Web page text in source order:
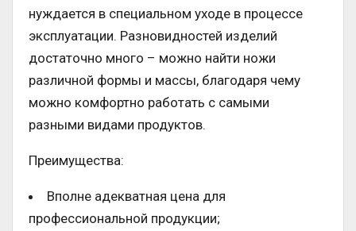
нуждается в специальном уходе в процессе
эксплуатации. Разновидностей изделий
достаточно много – можно найти ножи
различной формы и массы, благодаря чему
можно комфортно работать с самыми
разными видами продуктов.
Преимущества:
Вполне адекватная цена для
профессиональной продукции;